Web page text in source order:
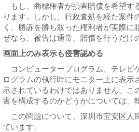
もし、商標権者が損害賠償を希望す
ります。しかし、行政査処を経た案
く、勝訴を勝ち取った権利者が実際
ぜなら、被告は通常、賠償を行うだけ
画面上のみ表示も侵害認める
コンピュータープログラム、テレビ
ログラムの執行時にモニター上に表
示されているわけではありません。こ
害を構成するのかどうかについては、
この問題について、深圳市宝安区人
ています。